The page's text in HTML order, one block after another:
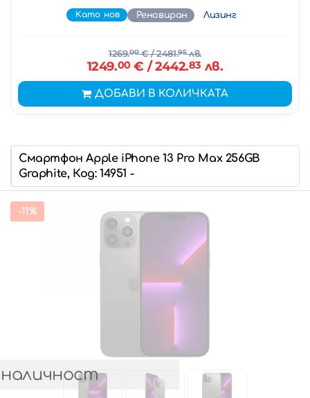
Като нов Реновиран Лизинг
1269.00€/ 2481.95лв.
1249.00€ / 2442.83 лв.
ДОБАВИ В КОЛИЧКАТА
Смартфон Apple iPhone 13 Pro Max 256GB
Graphite, Код: 14951 -
-11%